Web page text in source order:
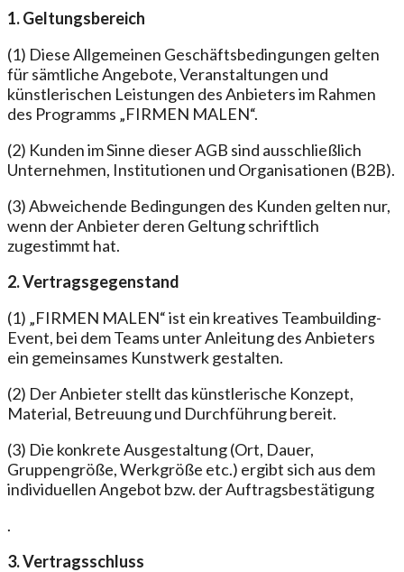
1. Geltungsbereich
(1) Diese Allgemeinen Geschäftsbedingungen gelten
für sämtliche Angebote, Veranstaltungen und
künstlerischen Leistungen des Anbieters im Rahmen
des Programms „FIRMEN MALEN“.
(2) Kunden im Sinne dieser AGB sind ausschließlich
Unternehmen, Institutionen und Organisationen (B2B).
(3) Abweichende Bedingungen des Kunden gelten nur,
wenn der Anbieter deren Geltung schriftlich
zugestimmt hat.
2. Vertragsgegenstand
(1) „FIRMEN MALEN“ ist ein kreatives Teambuilding-
Event, bei dem Teams unter Anleitung des Anbieters
ein gemeinsames Kunstwerk gestalten.
(2) Der Anbieter stellt das künstlerische Konzept,
Material, Betreuung und Durchführung bereit.
(3) Die konkrete Ausgestaltung (Ort, Dauer,
Gruppengröße, Werkgröße etc.) ergibt sich aus dem
individuellen Angebot bzw. der Auftragsbestätigung
.
3. Vertragsschluss